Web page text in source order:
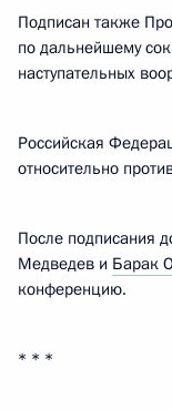
Подписан также
по дальнейшему
наступательных
Российская
относительно
После подписания
Медведев и Барак
конференцию.
* * *